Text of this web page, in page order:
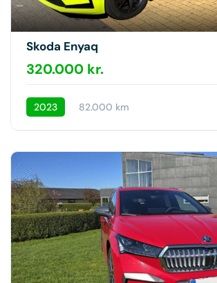
Skoda Enyaq
320.000 kr.
2023 82.000 km